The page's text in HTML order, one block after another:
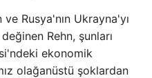
ve Rusya'nın Ukrayna'yı
Rehn, şunları
ekonomik
olağanüstü şoklardan